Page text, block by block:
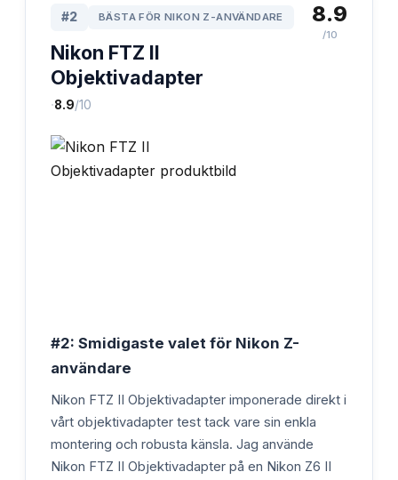
#2 BÄSTA FÖR NIKON Z-ANVÄNDARE
Nikon FTZ II
Objektivadapter
·8.9/10
8.9
/10
#2: Smidigaste valet för Nikon Z-
användare
Nikon FTZ II Objektivadapter imponerade direkt i
vårt objektivadapter test tack vare sin enkla
montering och robusta känsla. Jag använde
Nikon FTZ II Objektivadapter på en Nikon Z6 II